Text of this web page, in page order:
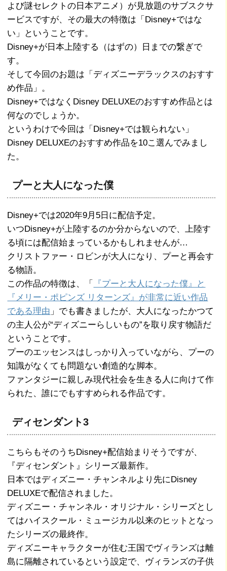
よび謎セレクトの日本アニメ）が見放題のサブスクサ
ービスですが、その最大の特徴は「Disney+ではな
い」ということです。
Disney+が日本上陸する（はずの）日までの繋ぎで
す。
そして今回のお題は「ディズニーデラックスのおすす
め作品」。
Disney+ではなくDisney DELUXEのおすすめ作品とは
何なのでしょうか。
というわけで今回は「Disney+では観られない」
Disney DELUXEのおすすめ作品を10こ選んでみまし
た。
プーと大人になった僕
Disney+では2020年9月5日に配信予定。
いつDisney+が上陸するのか分からないので、上陸す
る頃には配信始まっているかもしれませんが…
クリストファー・ロビンが大人になり、プーと再会す
る物語。
この作品の特徴は、「
『プーと大人になった僕』と
『メリー・ポピンズ リターンズ』が非常に近い作品
である理由 」でも書きましたが、大人になったかつて
の主人公が“ディズニーらしいもの”を取り戻す物語だ
ということです。
プーのエッセンスはしっかり入っていながら、プーの
知識がなくても問題ない創造的な脚本。
ファンタジーに親しみ現代社会を生きる人に向けて作
られた、誰にでもすすめられる作品です。
ディセンダント3
こちらもそのうちDisney+配信始まりそうですが、
『ディセンダント』シリーズ最新作。
日本ではディズニー・チャンネルより先にDisney
DELUXEで配信されました。
ディズニー・チャンネル・オリジナル・シリーズとし
てはハイスクール・ミュージカル以来のヒットとなっ
たシリーズの最終作。
ディズニーキャラクターが住む王国でヴィランズは離
島に隔離されているという設定で、ヴィランズの子供